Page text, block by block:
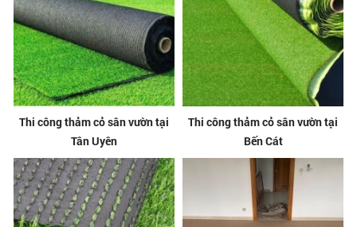
Thi công thảm cỏ sân vườn tại
Tân Uyên
Thi công thảm cỏ sân vườn tại
Bến Cát